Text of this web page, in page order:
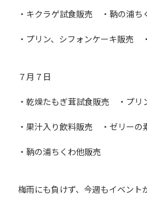
・キクラゲ試食販売 ・鞆の浦ち
・プリン、シフォンケーキ販売
７月７日
・乾燥たもぎ茸試食販売 ・プリ
・果汁入り飲料販売 ・ゼリーの
・鞆の浦ちくわ他販売
梅雨にも負けず、今週もイベント